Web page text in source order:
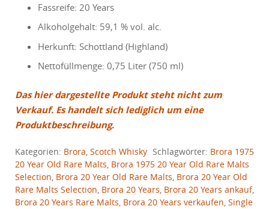
Fassreife: 20 Years
Alkoholgehalt: 59,1 % vol. alc.
Herkunft: Schottland (Highland)
Nettofüllmenge: 0,75 Liter (750 ml)
Das hier dargestellte Produkt steht nicht zum
Verkauf. Es handelt sich lediglich um eine
Produktbeschreibung.
Kategorien: Brora, Scotch Whisky Schlagwörter: Brora 1975
20 Year Old Rare Malts, Brora 1975 20 Year Old Rare Malts
Selection, Brora 20 Year Old Rare Malts, Brora 20 Year Old
Rare Malts Selection, Brora 20 Years, Brora 20 Years ankauf,
Brora 20 Years Rare Malts, Brora 20 Years verkaufen, Single